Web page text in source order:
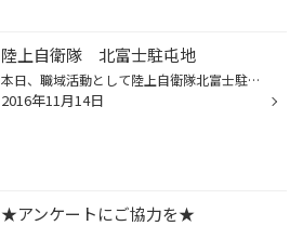
陸上自衛隊 北富士駐屯地
本日、職域活動として陸上自衛隊北富士駐屯地に行ってきました！！ 今回は、隊員様・職員様へのチラシ配布という事で小１時間程、実施しました。 天候が悪く、さすがに寒かったです・・・次回は、春頃ですかねぇ・・・ タグ☞＃山梨＃富士吉田＃タイヤ＃ＶＲＸ＃ＧＺ＃ＩＣＥＰＡＲＴＮＥＲ＃バッテ...
2016年11月14日
★アンケートにご協力を★